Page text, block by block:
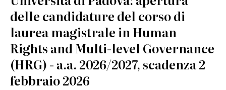
delle candidature del corso di
laurea magistrale in Human
Rights and Multi-level Governance
(HRG) - a.a. 2026/2027, scadenza 2
febbraio 2026